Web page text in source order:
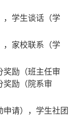
，学生谈话（学
，家校联系（学
奖励（班主任审
奖励（院系审
请），学生社团